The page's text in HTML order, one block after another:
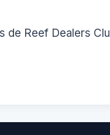
de Reef Dealers